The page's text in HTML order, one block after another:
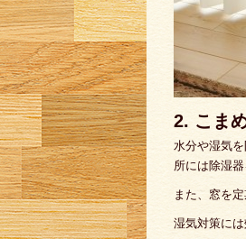
2. こま
水分や湿気
所には除湿
また、窓を
湿気対策に